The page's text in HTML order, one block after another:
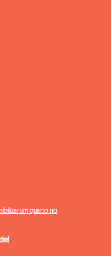
um quarto no